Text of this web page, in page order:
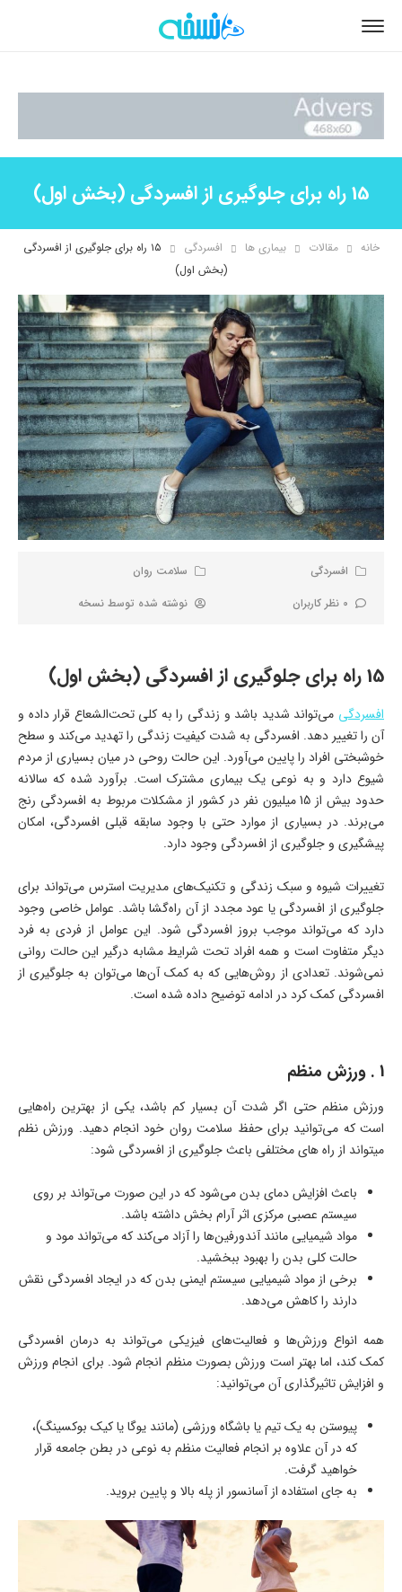
15 راه برای جلوگیری از افسردگی (بخش اول)
خانه مقالات بیماری ها افسردگی
۱۵ راه برای جلوگیری از افسردگی
(بخش اول)
افسردگی
سلامت روان
0 نظر کاربران
نوشته شده توسط نسخه
15 راه برای جلوگیری از افسردگی (بخش اول)
افسردگی می‌تواند شدید باشد و زندگی را به‌ کلی تحت‌الشعاع قرار داده و
آن را تغییر دهد. افسردگی به شدت کیفیت زندگی را تهدید می‌کند و سطح
خوشبختی افراد را پایین می‌آورد. این حالت روحی در میان بسیاری از مردم
شیوع دارد و به نوعی یک بیماری مشترک است. برآورد شده که سالانه
حدود بیش از 15 میلیون نفر در کشور از مشکلات مربوط به افسردگی رنج
می‌برند. در بسیاری از موارد حتی با وجود سابقه قبلی افسردگی، امکان
پیشگیری و جلوگیری از افسردگی وجود دارد.
تغییرات شیوه و سبک زندگی و تکنیک‌های مدیریت استرس می‌تواند برای
جلوگیری از افسردگی یا عود مجدد از آن راه‌گشا باشد. عوامل خاصی وجود
دارد که ‌می‌تواند موجب بروز افسردگی شود. این عوامل از فردی به فرد
دیگر متفاوت است و همه افراد تحت شرایط مشابه درگیر این حالت روانی
نمی‌شوند. تعدادی از روش‌هایی که به کمک آن‌ها می‌توان به جلوگیری از
افسردگی کمک کرد در ادامه توضیح داده شده است.
1 . ورزش منظم
ورزش منظم حتی اگر شدت آن بسیار کم باشد، یکی از بهترین راه‌هایی
است که می‌توانید برای حفظ سلامت روان خود انجام دهید. ورزش نظم
میتواند از راه های مختلفی باعث جلوگیری از افسردگی شود:
باعث افزایش دمای بدن می‌شود که در این صورت می‌تواند بر روی
سیستم عصبی مرکزی اثر آرام بخش داشته باشد.
مواد شیمیایی مانند آندورفین‌ها را آزاد می‌کند که می‌تواند مود و
حالت کلی بدن را بهبود ببخشید.
برخی از مواد شیمیایی سیستم ایمنی بدن که در ایجاد افسردگی نقش
دارند را کاهش می‌دهد.
همه انواع ورزش‌ها و فعالیت‌های فیزیکی می‌تواند به درمان افسردگی
کمک کند، اما بهتر است ورزش بصورت منظم انجام شود. برای انجام ورزش
و افزایش تاثیرگذاری آن می‌توانید:
پیوستن به یک تیم یا باشگاه ورزشی (مانند یوگا یا کیک بوکسینگ)،
که در آن علاوه بر انجام فعالیت منظم به نوعی در بطن جامعه قرار
خواهید گرفت.
به جای استفاده از آسانسور از پله بالا و پایین بروید.